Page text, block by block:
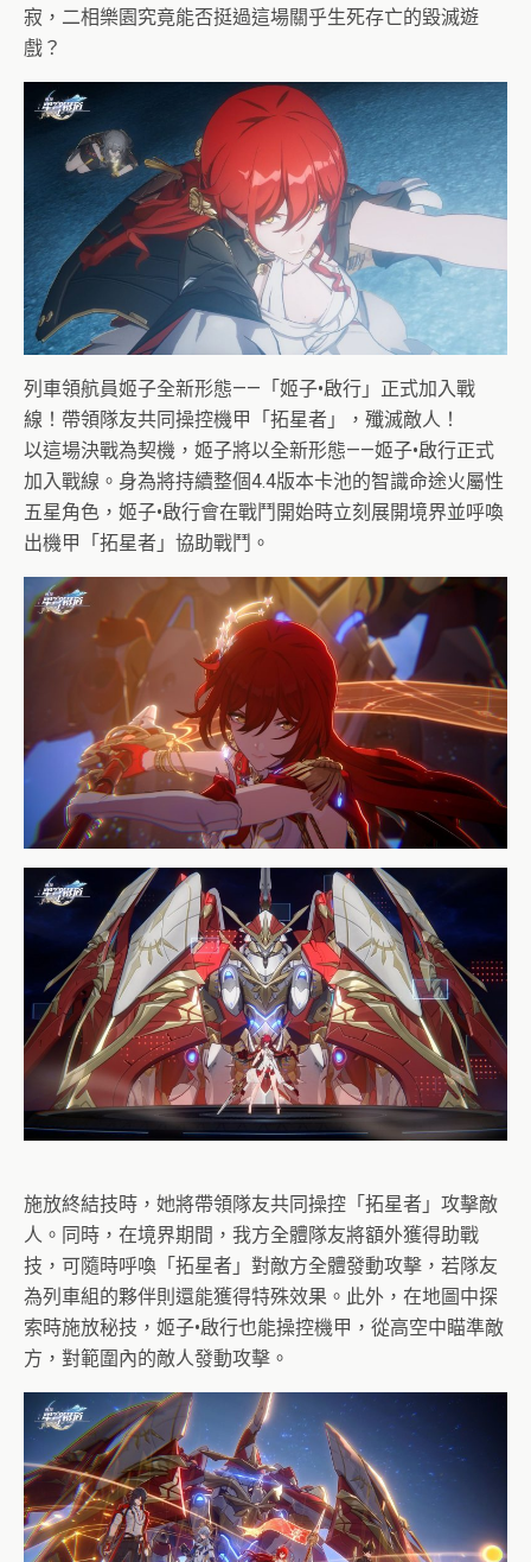
寂，二相樂園究竟能否挺過這場關乎生死存亡的毀滅遊
戲？
列車領航員姬子全新形態——「姬子•啟行」正式加入戰
線！帶領隊友共同操控機甲「拓星者」，殲滅敵人！
以這場決戰為契機，姬子將以全新形態——姬子•啟行正式
加入戰線。身為將持續整個4.4版本卡池的智識命途火屬性
五星角色，姬子•啟行會在戰鬥開始時立刻展開境界並呼喚
出機甲「拓星者」協助戰鬥。
施放終結技時，她將帶領隊友共同操控「拓星者」攻擊敵
人。同時，在境界期間，我方全體隊友將額外獲得助戰
技，可隨時呼喚「拓星者」對敵方全體發動攻擊，若隊友
為列車組的夥伴則還能獲得特殊效果。此外，在地圖中探
索時施放秘技，姬子•啟行也能操控機甲，從高空中瞄準敵
方，對範圍內的敵人發動攻擊。